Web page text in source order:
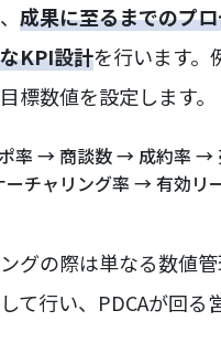
成果に至るまでのプ
KPI設計を行います。
標数値を設定します。
率 → 商談数 → 成約率 →
チャリング率 → 有効リ
グの際は単なる数値
て行い、PDCAが回る